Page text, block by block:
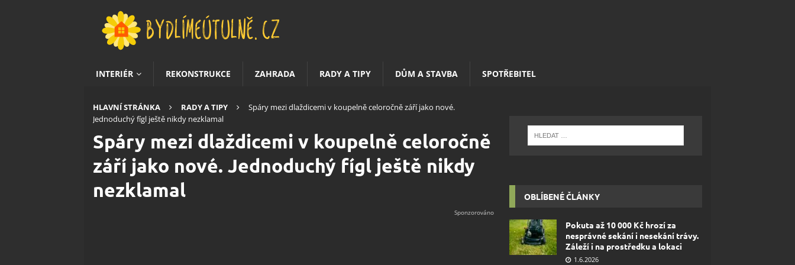
INTERIÉR REKONSTRUKCE ZAHRADA RADY A TIPY DŮM A STAVBA SPOTŘEBITEL
HLAVNÍ STRÁNKA RADY A TIPY
Spáry mezi dlaždicemi v koupelně celoročně září jako nové.
Jednoduchý fígl ještě nikdy nezklamal
Spáry mezi dlaždicemi v koupelně celoročně
září jako nové. Jednoduchý fígl ještě nikdy
nezklamal
OBLÍBENÉ ČLÁNKY
Pokuta až 10 000 Kč hrozí za
nesprávné sekání i nesekání trávy.
Záleží i na prostředku a lokaci
1.6.2026